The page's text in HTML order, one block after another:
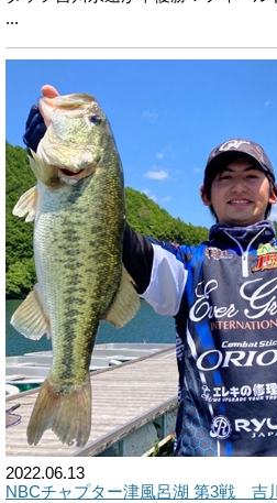
...
2022.06.13
NBCチャプター津風呂湖 第3戦 吉